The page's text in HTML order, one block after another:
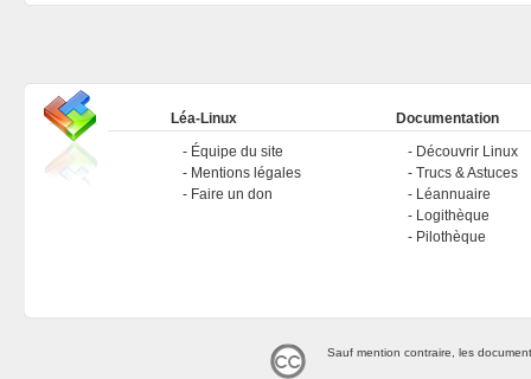
Léa-Linux
Équipe du site
Mentions légales
Faire un don
Documentation
Découvrir Linux
Trucs & Astuces
Léannuaire
Logithèque
Pilothèque
Sauf mention contraire, les